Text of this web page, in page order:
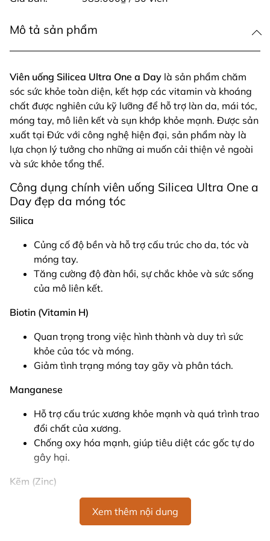
Mô tả sản phẩm
Viên uống Silicea Ultra One a Day là sản phẩm chăm
sóc sức khỏe toàn diện, kết hợp các vitamin và khoáng
chất được nghiên cứu kỹ lưỡng để hỗ trợ làn da, mái tóc,
móng tay, mô liên kết và sụn khớp khỏe mạnh. Được sản
xuất tại Đức với công nghệ hiện đại, sản phẩm này là
lựa chọn lý tưởng cho những ai muốn cải thiện vẻ ngoài
và sức khỏe tổng thể.
Công dụng chính viên uống Silicea Ultra One a
Day đẹp da móng tóc
Silica
Củng cố độ bền và hỗ trợ cấu trúc cho da, tóc và
móng tay.
Tăng cường độ đàn hồi, sự chắc khỏe và sức sống
của mô liên kết.
Biotin (Vitamin H)
Quan trọng trong việc hình thành và duy trì sức
khỏe của tóc và móng.
Giảm tình trạng móng tay gãy và phân tách.
Manganese
Hỗ trợ cấu trúc xương khỏe mạnh và quá trình trao
đổi chất của xương.
Chống oxy hóa mạnh, giúp tiêu diệt các gốc tự do
gây hại.
Kẽm (Zinc)
Duy trì cấu trúc da và hỗ trợ điều trị mụn.
Thúc đẩy quá trình làm lành vết thương nhỏ và
Xem thêm nội dung